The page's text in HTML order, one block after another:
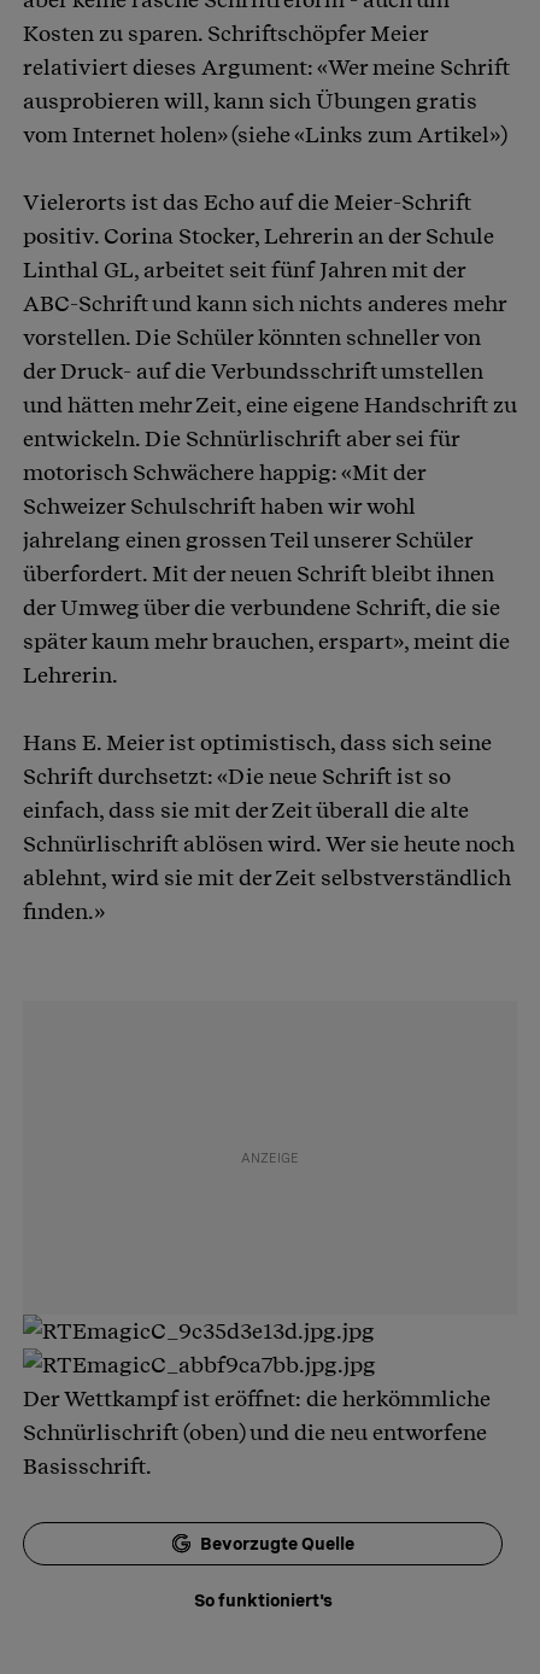
Kosten zu sparen. Schriftschöpfer Meier
relativiert dieses Argument: «Wer meine Schrift
ausprobieren will, kann sich Übungen gratis
vom Internet holen» (siehe «Links zum Artikel»)
Vielerorts ist das Echo auf die Meier-Schrift
positiv. Corina Stocker, Lehrerin an der Schule
Linthal GL, arbeitet seit fünf Jahren mit der
ABC-Schrift und kann sich nichts anderes mehr
vorstellen. Die Schüler könnten schneller von
der Druck- auf die Verbundsschrift umstellen
und hätten mehr Zeit, eine eigene Handschrift zu
entwickeln. Die Schnürlischrift aber sei für
motorisch Schwächere happig: «Mit der
Schweizer Schulschrift haben wir wohl
jahrelang einen grossen Teil unserer Schüler
überfordert. Mit der neuen Schrift bleibt ihnen
der Umweg über die verbundene Schrift, die sie
später kaum mehr brauchen, erspart», meint die
Lehrerin.
Hans E. Meier ist optimistisch, dass sich seine
Schrift durchsetzt: «Die neue Schrift ist so
einfach, dass sie mit der Zeit überall die alte
Schnürlischrift ablösen wird. Wer sie heute noch
ablehnt, wird sie mit der Zeit selbstverständlich
finden.»
Der Wettkampf ist eröffnet: die herkömmliche
Schnürlischrift (oben) und die neu entworfene
Basisschrift.
Bevorzugte Quelle
So funktioniert's